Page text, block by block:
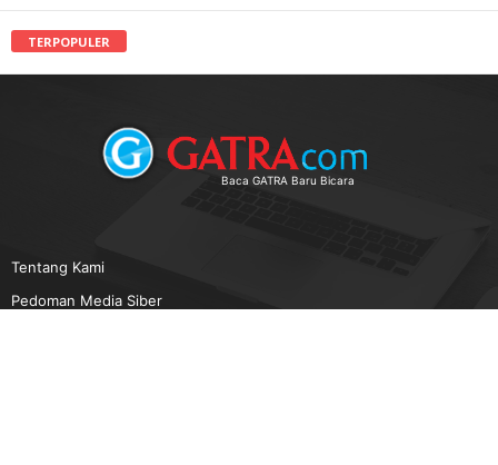
TERPOPULER
Baca GATRA Baru Bicara
Tentang Kami
Pedoman Media Siber